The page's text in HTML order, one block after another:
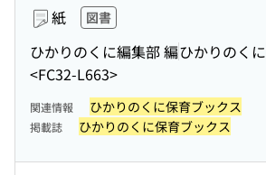
紙 図書
ひかりのくに編集部 編ひかりのくに
<FC32-L663>
関連情報 ひかりのくに保育ブックス
掲載誌 ひかりのくに保育ブックス